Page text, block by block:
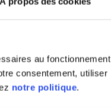
au fonctionnement
consentement, utiliser
notre politique.